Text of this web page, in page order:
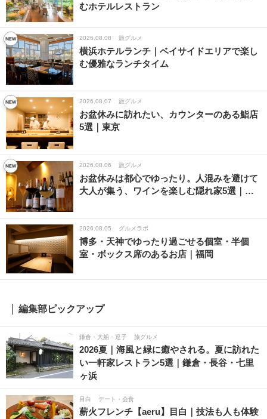
むホテルレストラン
2026.08.08 旅グルメ
横浜ホテルランチ｜ベイサイドエリアで楽し
む優雅なランチタイム
2026.08.07 旅グルメ
お盆休みに訪れたい、カウンターのある鮨店
5選｜東京
2026.08.06 旅グルメ
お盆休みは都心でゆったり。人混みを避けて
大人が集う、ワインを楽しむ隠れ家5選｜…
2026.08.05 グルメラボ
博多・天神でゆったり過ごせる個室・半個
室・ボックス席のあるお店｜福岡
編集部ピックアップ
鎌倉・大船・逗子 旅グルメ
2026夏｜海風と緑に癒やされる。夏に訪れた
い一軒家レストラン5選｜鎌倉・長谷・七里
ヶ浜
目白 デート・会食
薪火フレンチ【aeru】目白｜技法も人も体験